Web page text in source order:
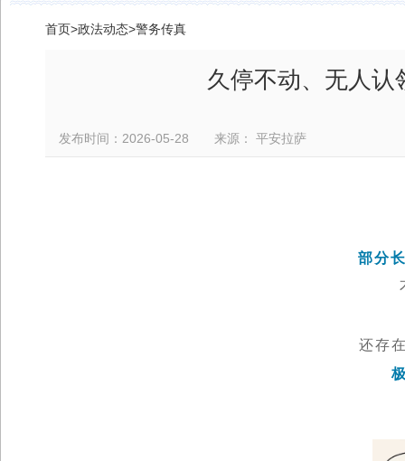
首页>政法动态>警务传真
久停不动、无人认
发布时间：2026-05-28 来源： 平安拉萨
部分
还存